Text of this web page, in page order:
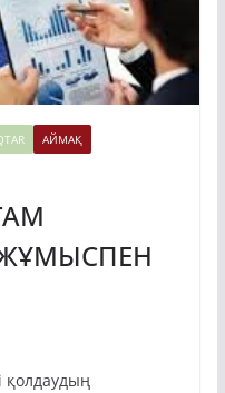
АЙМАҚ
қолдаудың